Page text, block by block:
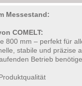
Messestand:
COMELT:
800 mm – perfekt für
stabile und präzise
Betrieb